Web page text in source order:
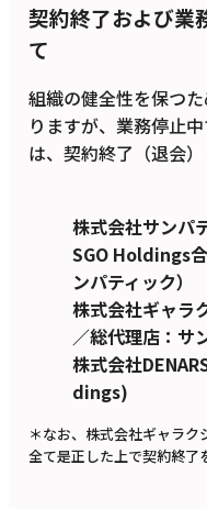
契約終了および業
て
組織の健全性を保つ
りますが、業務停止
は、契約終了（退会）
株式会社サンパ
SGO Holdings
ンパティック）
株式会社ギャラ
／総代理店：サ
株式会社
dings)
＊なお、株式会社ギャラ
全て是正した上で契約終了